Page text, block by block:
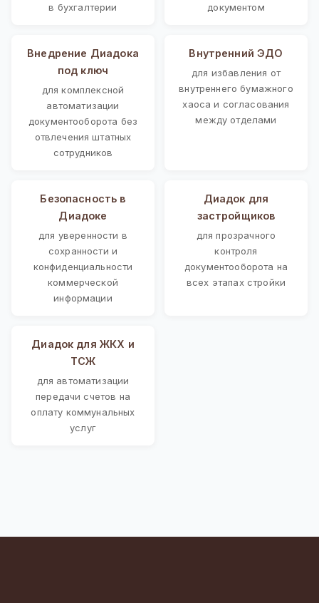
в бухгалтерии
документом
Внедрение Диадока
под ключ
для комплексной
автоматизации
документооборота без
отвлечения штатных
сотрудников
Внутренний ЭДО
для избавления от
внутреннего бумажного
хаоса и согласования
между отделами
Безопасность в
Диадоке
для уверенности в
сохранности и
конфиденциальности
коммерческой
информации
Диадок для
застройщиков
для прозрачного
контроля
документооборота на
всех этапах стройки
Диадок для ЖКХ и
ТСЖ
для автоматизации
передачи счетов на
оплату коммунальных
услуг